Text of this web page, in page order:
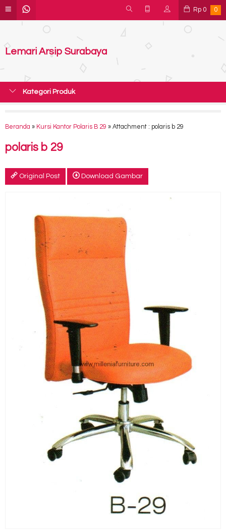
Rp 0 0
Lemari Arsip Surabaya
Kategori Produk
Beranda » Kursi Kantor Polaris B 29 » Attachment : polaris b 29
polaris b 29
Original Post Download Gambar